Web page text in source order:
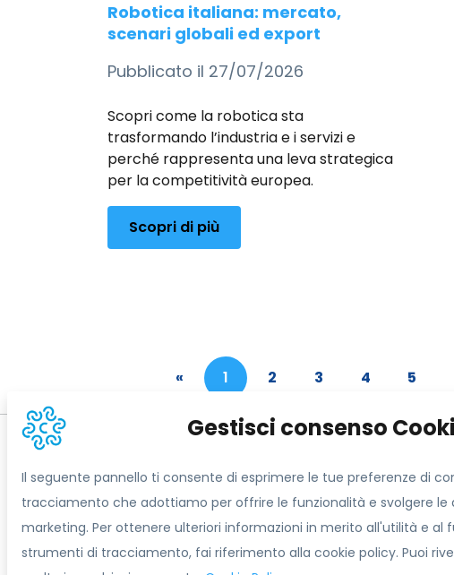
Robotica italiana: mercato,
scenari globali ed export
Pubblicato il 27/07/2026
Scopri come la robotica sta
trasformando l’industria e i servizi e
perché rappresenta una leva strategica
per la competitività europea.
Scopri di più
« 1 2 3 4 5
Informazioni sul sito
Contatti